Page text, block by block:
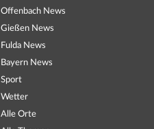
Offenbach News
Gießen News
Fulda News
Bayern News
Sport
Wetter
Alle Orte